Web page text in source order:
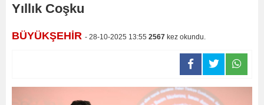
Yıllık Coşku
BÜYÜKŞEHİR - 28-10-2025 13:55 2567 kez okundu.